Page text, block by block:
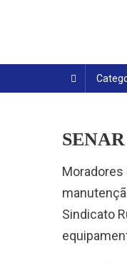
Moradores
Sindicato